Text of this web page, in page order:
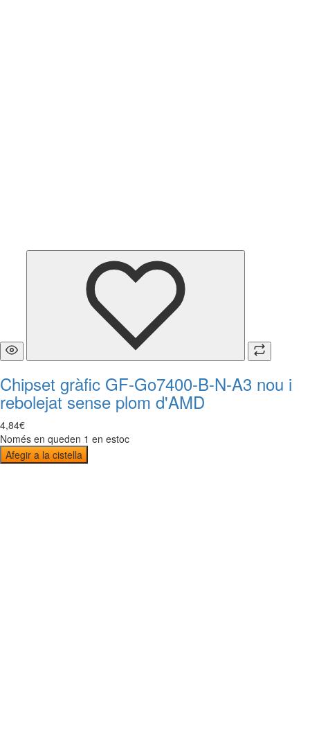
Chipset gràfic GF-Go7400-B-N-A3 nou i
rebolejat sense plom d'AMD
4,84€
Només en queden 1 en estoc
Afegir a la cistella